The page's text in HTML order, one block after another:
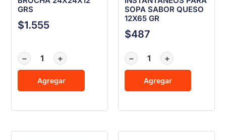
GRS
$1.555
− +
Agregar
SOPA SABOR QUESO
12X65 GR
$487
− +
Agregar